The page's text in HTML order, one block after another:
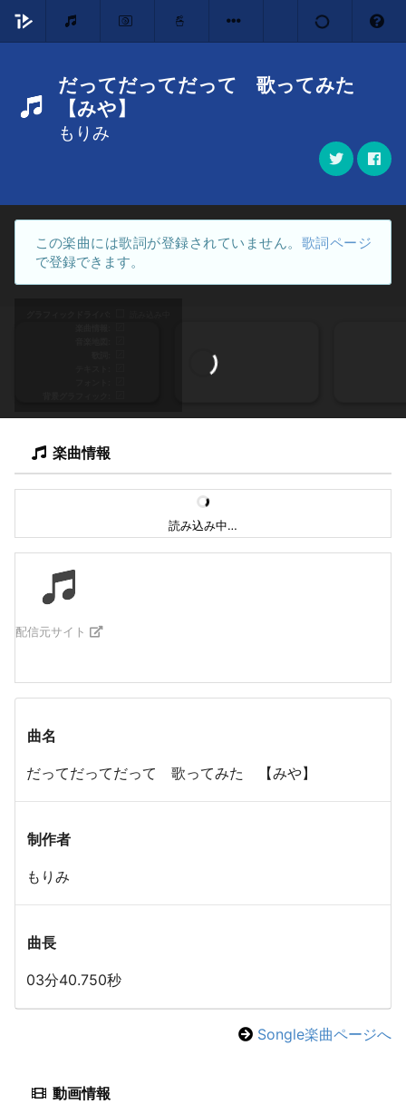
だってだってだって 歌ってみた
【みや】
もりみ
この楽曲には歌詞が登録されていません。 歌詞ページ
で登録できます。
楽曲情報
読み込み中…
配信元サイト
曲名
だってだってだって 歌ってみた 【みや】
制作者
もりみ
曲長
03分40.750秒
Songle楽曲ページへ
動画情報